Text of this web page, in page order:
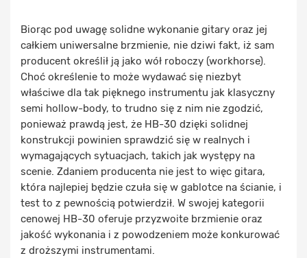
Biorąc pod uwagę solidne wykonanie gitary oraz jej
całkiem uniwersalne brzmienie, nie dziwi fakt, iż sam
producent określił ją jako wół roboczy (workhorse).
Choć określenie to może wydawać się niezbyt
właściwe dla tak pięknego instrumentu jak klasyczny
semi hollow-body, to trudno się z nim nie zgodzić,
ponieważ prawdą jest, że HB-30 dzięki solidnej
konstrukcji powinien sprawdzić się w realnych i
wymagających sytuacjach, takich jak występy na
scenie. Zdaniem producenta nie jest to więc gitara,
która najlepiej będzie czuła się w gablotce na ścianie, i
test to z pewnością potwierdził. W swojej kategorii
cenowej HB-30 oferuje przyzwoite brzmienie oraz
jakość wykonania i z powodzeniem może konkurować
z droższymi instrumentami.